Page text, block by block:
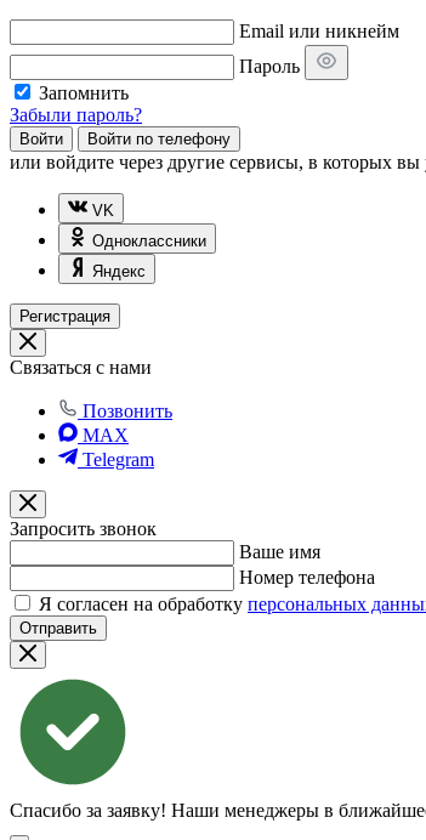
Email или никнейм
Пароль
Запомнить
Забыли пароль?
Войти Войти по телефону
или войдите через другие сервисы, в которых вы
VK
Одноклассники
Яндекс
Регистрация
Связаться с нами
Позвонить
MAX
Telegram
Запросить звонок
Ваше имя
Номер телефона
Я согласен на обработку персональных
Отправить
Спасибо за заявку! Наши менеджеры в